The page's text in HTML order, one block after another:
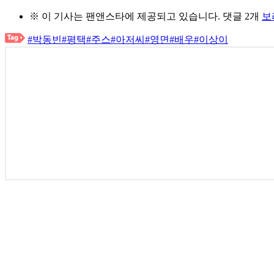
※ 이 기사는 팬앤스타에 제공되고 있습니다. 댓글 2개
#박동빈#평택#주스#아저씨 #영면#배우#이상이